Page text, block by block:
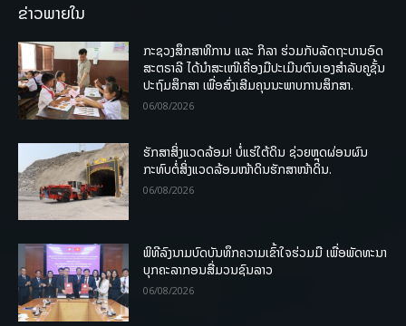
ຂ່າວພາຍໃນ
ກະຊວງສຶກສາທິການ ແລະ ກິລາ ຮ່ວມກັບລັດຖະບານອົດ
ສະຕຣາລີ ໄດ້ນຳສະເໜີເຄື່ອງມືປະເມີນຕົນເອງສຳລັບຄູຊັ້ນ
ປະຖົມສຶກສາ ເພື່ອສົ່ງເສີມຄຸນນະພາບການສຶກສາ.
06/08/2026
ຮັກສາສິ່ງແວດລ້ອມ! ບໍ່ແຮ່ໃຕ້ດິນ ຊ່ວຍຫຼຸດຜ່ອນຜົນ
ກະທົບຕໍ່ສິ່ງແວດລ້ອມໜ້າດິນຮັກສາໜ້າດິນ.
06/08/2026
ພິທີລົງນາມບົດບັນທຶກຄວາມເຂົ້າໃຈຮ່ວມມື ເພື່ອພັດທະນາ
ບຸກຄະລາກອນສື່ມວນຊົນລາວ
06/08/2026